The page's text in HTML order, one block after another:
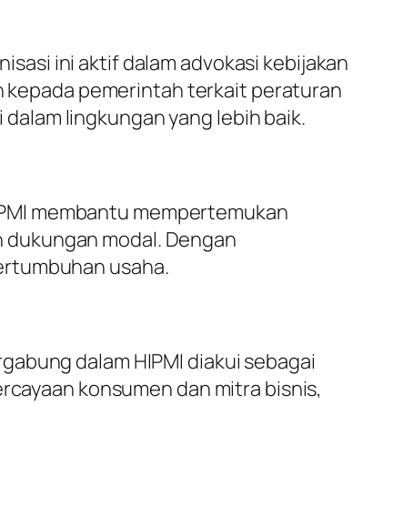
ini aktif dalam advokasi kebijakan
kepada pemerintah terkait peraturan
lingkungan yang lebih baik.
membantu mempertemukan
modal. Dengan
usaha.
dalam HIPMI diakui sebagai
konsumen dan mitra bisnis,